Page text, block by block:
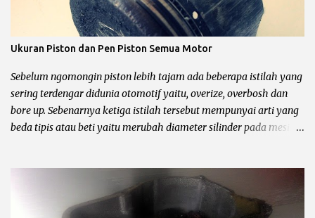
Ukuran Piston dan Pen Piston Semua Motor
Sebelum ngomongin piston lebih tajam ada beberapa istilah yang
sering terdengar didunia otomotif yaitu, overize, overbosh dan
bore up. Sebenarnya ketiga istilah tersebut mempunyai arti yang
beda tipis atau beti yaitu merubah diameter silinder pada mesin
diameter silinder dengan cara di korter dan mengganti piston
dengan ukuran yang lebih besar sesuai dengan standar pabrik.
pabrikan sepeda motor biasanya menyediakan 4 piston oversize